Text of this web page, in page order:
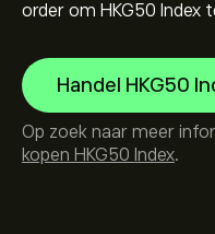
order om HKG50 Index
Handel HKG50
Op zoek naar meer
kopen HKG50 Index.